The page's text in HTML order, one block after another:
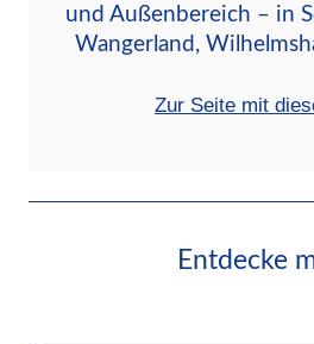
und Außenbereich – in
Wangerland,
Zur Seite mit
Entdecke